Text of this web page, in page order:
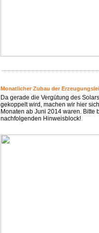
Monatlicher Zubau der
Da gerade die Vergütung des
gekoppelt wird, machen wir hier
Monaten ab Juni 2014 waren. Bitte
nachfolgenden Hinweisblock!